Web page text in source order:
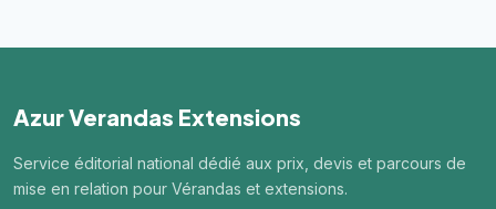
Azur Verandas Extensions
Service éditorial national dédié aux prix, devis et parcours de
mise en relation pour Vérandas et extensions.